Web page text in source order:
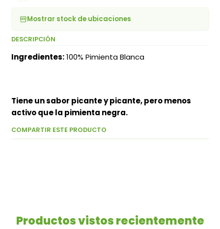
Mostrar stock de ubicaciones
DESCRIPCIÓN
Ingredientes:100% Pimienta Blanca
Tiene un sabor picante y picante, pero menos
activo que la pimienta negra.
COMPARTIR ESTE PRODUCTO
Productos vistos recientemente